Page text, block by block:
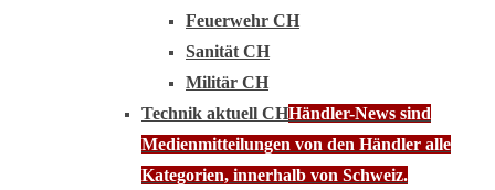
Feuerwehr CH
Sanität CH
Militär CH
Technik aktuell CHHändler-News sind
Medienmitteilungen von den Händler alle
Kategorien, innerhalb von Schweiz.